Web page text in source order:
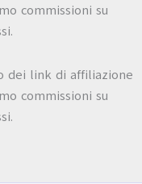
commissioni su
dei link di affiliazione
commissioni su